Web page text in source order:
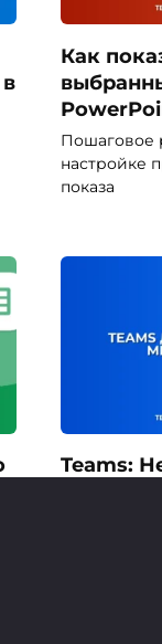
Как
Пошаговое
настройке
показа
Teams: